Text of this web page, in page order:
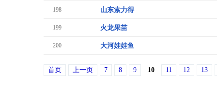
198 山东索力得
199 火龙果苗
200 大河娃娃鱼
首页 上一页 7 8 9 10 11 12 13